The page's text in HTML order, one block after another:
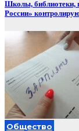
Школы, библиотеки,
России»
Общество